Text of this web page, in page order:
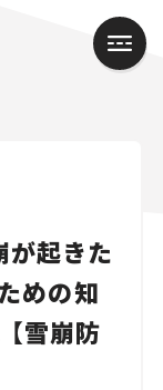
が起きた
めの知
雪崩防